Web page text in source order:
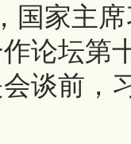
国家主
论坛第
谈前，